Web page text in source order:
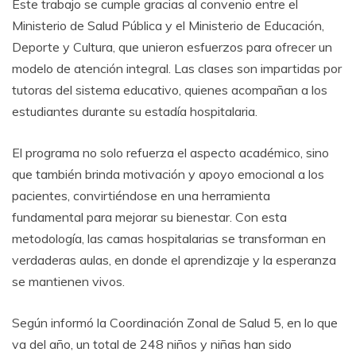
Este trabajo se cumple gracias al convenio entre el
Ministerio de Salud Pública y el Ministerio de Educación,
Deporte y Cultura, que unieron esfuerzos para ofrecer un
modelo de atención integral. Las clases son impartidas por
tutoras del sistema educativo, quienes acompañan a los
estudiantes durante su estadía hospitalaria.
El programa no solo refuerza el aspecto académico, sino
que también brinda motivación y apoyo emocional a los
pacientes, convirtiéndose en una herramienta
fundamental para mejorar su bienestar. Con esta
metodología, las camas hospitalarias se transforman en
verdaderas aulas, en donde el aprendizaje y la esperanza
se mantienen vivos.
Según informó la Coordinación Zonal de Salud 5, en lo que
va del año, un total de 248 niños y niñas han sido